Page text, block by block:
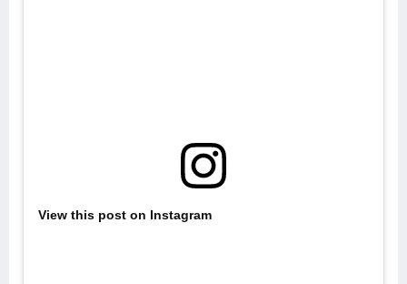
View this post on Instagram